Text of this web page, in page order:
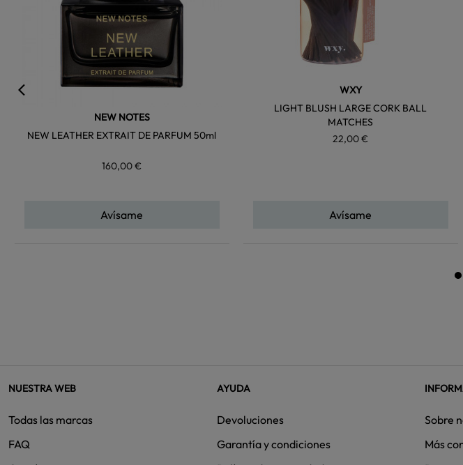
NEW NOTES
NEW LEATHER EXTRAIT DE PARFUM 50ml
160,00 €
Avísame
WXY
LIGHT BLUSH LARGE CORK BALL
MATCHES
22,00 €
Avísame
NUESTRA WEB
Todas las marcas
FAQ
AYUDA
Devoluciones
Garantía y condiciones
Sobre
Más